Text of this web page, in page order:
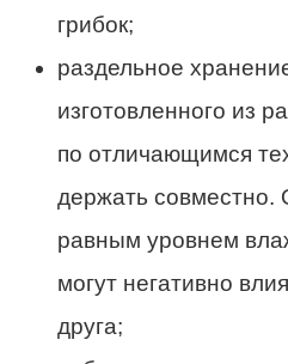
грибок;
раздельное
изготовленного из
по отличающимся
держать совместно.
равным уровнем
могут негативно
друга;